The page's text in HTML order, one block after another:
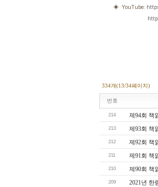
◈ YouTube:
334개(13/34페이지)
번호
214 제94회 책
213 제93회 책
212 제92회 책
211 제91회 책
210 제90회 책
209 2021년 한